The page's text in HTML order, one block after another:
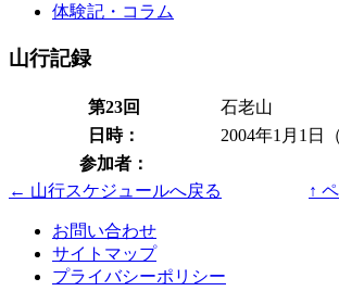
体験記・コラム
山行記録
第23回
石老山
日時：
2004年1月1日
参加者：
← 山行スケジュールへ戻る
↑
お問い合わせ
サイトマップ
プライバシーポリシー